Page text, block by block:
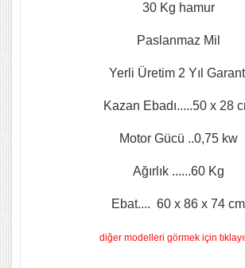
30 Kg hamur
Paslanmaz Mil
Yerli Üretim 2 Yıl
Kazan Ebadı.....50 x 28
Motor Gücü ..0,75 kw
Ağırlık ......60 Kg
Ebat.... 60 x 86 x 74 cm
diğer modelleri görmek için